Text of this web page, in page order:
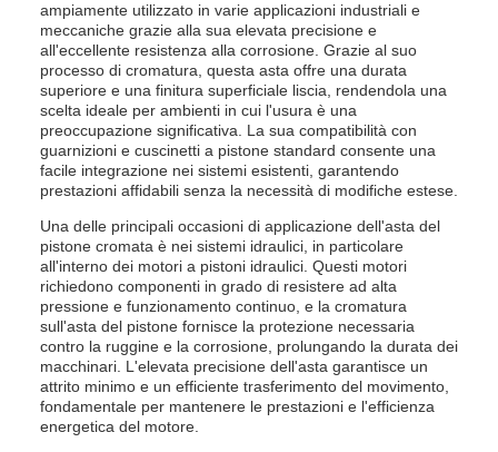
ampiamente utilizzato in varie applicazioni industriali e
meccaniche grazie alla sua elevata precisione e
all'eccellente resistenza alla corrosione. Grazie al suo
processo di cromatura, questa asta offre una durata
superiore e una finitura superficiale liscia, rendendola una
scelta ideale per ambienti in cui l'usura è una
preoccupazione significativa. La sua compatibilità con
guarnizioni e cuscinetti a pistone standard consente una
facile integrazione nei sistemi esistenti, garantendo
prestazioni affidabili senza la necessità di modifiche estese.
Una delle principali occasioni di applicazione dell'asta del
pistone cromata è nei sistemi idraulici, in particolare
all'interno dei motori a pistoni idraulici. Questi motori
richiedono componenti in grado di resistere ad alta
pressione e funzionamento continuo, e la cromatura
sull'asta del pistone fornisce la protezione necessaria
contro la ruggine e la corrosione, prolungando la durata dei
macchinari. L'elevata precisione dell'asta garantisce un
attrito minimo e un efficiente trasferimento del movimento,
fondamentale per mantenere le prestazioni e l'efficienza
energetica del motore.